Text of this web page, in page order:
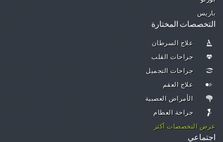
باريس
التخصصات المختارة
علاج السرطان
جراحات القلب
جراحات التجميل
علاج العقم
الأمراض العصبية
جراحة العظام
عرض التخصصات أكثر
اجتماعي